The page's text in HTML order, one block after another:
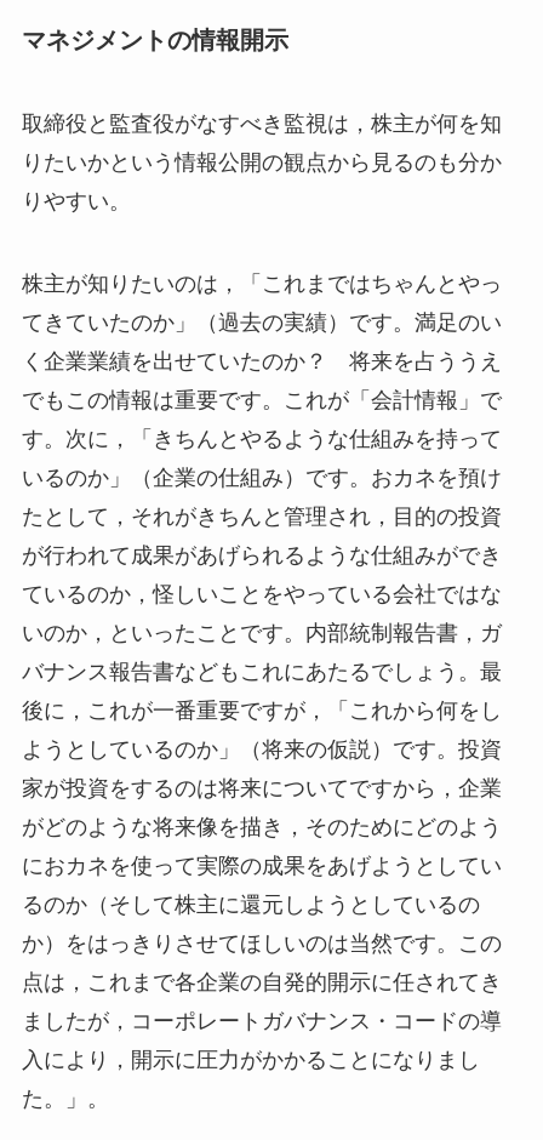
マネジメントの情報開示
取締役と監査役がなすべき監視は，株主が何を知
りたいかという情報公開の観点から見るのも分か
りやすい。
株主が知りたいのは，「これまではちゃんとやっ
てきていたのか」（過去の実績）です。満足のい
く企業業績を出せていたのか？ 将来を占ううえ
でもこの情報は重要です。これが「会計情報」で
す。次に，「きちんとやるような仕組みを持って
いるのか」（企業の仕組み）です。おカネを預け
たとして，それがきちんと管理され，目的の投資
が行われて成果があげられるような仕組みができ
ているのか，怪しいことをやっている会社ではな
いのか，といったことです。内部統制報告書，ガ
バナンス報告書などもこれにあたるでしょう。最
後に，これが一番重要ですが，「これから何をし
ようとしているのか」（将来の仮説）です。投資
家が投資をするのは将来についてですから，企業
がどのような将来像を描き，そのためにどのよう
におカネを使って実際の成果をあげようとしてい
るのか（そして株主に還元しようとしているの
か）をはっきりさせてほしいのは当然です。この
点は，これまで各企業の自発的開示に任されてき
ましたが，コーポレートガバナンス・コードの導
入により，開示に圧力がかかることになりまし
た。」。